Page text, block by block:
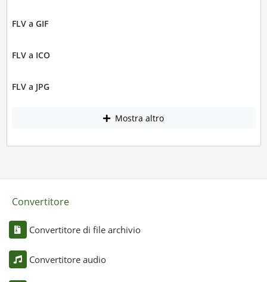
FLV a GIF
FLV a ICO
FLV a JPG
Mostra altro
Convertitore
Convertitore di file archivio
Convertitore audio